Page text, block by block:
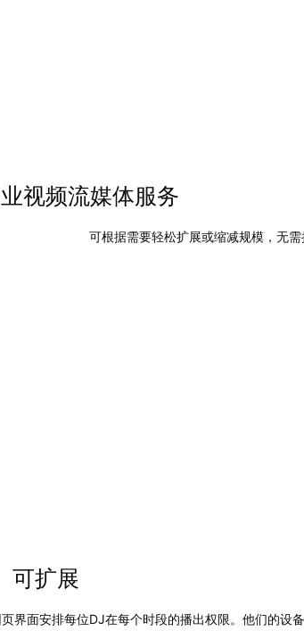
视频流媒体服务
可根据需要轻松扩展或缩减规模，无
可扩展
界面安排每位DJ在每个时段的播出权限。他们的设